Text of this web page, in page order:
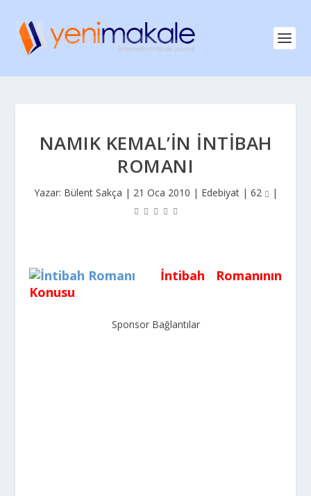
NAMIK KEMAL’IN İNTIBAH
ROMANI
Yazar: Bülent Sakça | 21 Oca 2010 | Edebiyat| 62 |
İntibah Romanının
Konusu
Sponsor Bağlantılar